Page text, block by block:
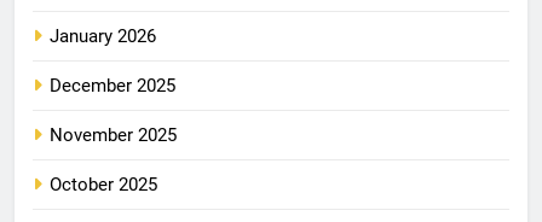
January 2026
December 2025
November 2025
October 2025